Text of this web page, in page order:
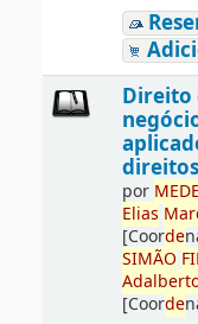
Direito
por MEDE
Elias
[Coorde
SIMÃO
[Coorde